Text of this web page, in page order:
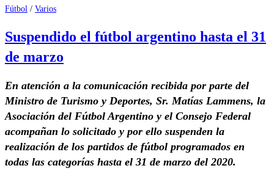
Fútbol / Varios
Suspendido el fútbol argentino hasta el 31
de marzo
En atención a la comunicación recibida por parte del
Ministro de Turismo y Deportes, Sr. Matías Lammens, la
Asociación del Fútbol Argentino y el Consejo Federal
acompañan lo solicitado y por ello suspenden la
realización de los partidos de fútbol programados en
todas las categorías hasta el 31 de marzo del 2020.